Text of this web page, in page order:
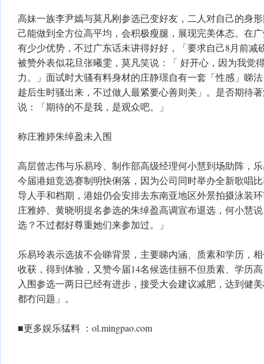
高妹一族李尹嫣与莫凡刚参选已变好友，二人对自己的身
己能做到全方位高平均，会积极瘦腿，展现完美体态。在
有少少优势，不过广东话未讲得好好，「要求自己8月前减
被赞外表似花旦张曦雯，莫凡笑说：「 好开心，因为我觉
力。」面试时大骚有料身材的庄静璟自有一套「性感」睇
趁后生时骚出来，不过做人最紧要心善则美」。是否期待
说：「期待的不是我，是观众吧。」
称庄雅婷朱绰盈未入围
高层曾志伟与乐易玲、制作部高级经理何小慧到场助阵，
今届港姐竞选赛制明快俐落，因为公司同时举办全新歌唱
导人手和档期，港姐仍会安排去东南亚地区外景拍摄泳装
庄雅婷、黄晓明提名参选的朱绰盈高调宣布退选，何小慧
选？不过都好尊重她们来参加过。」
乐易玲表示选拔不会睇背景，主要睇内涵、质素和学历，
收获，得到体验，又赞今届14名候选佳丽不但质素、学历
入围参选一两日已经有进步，接受大会建议减肥，达到健
都冇问题」。
■更多娱乐猛料 ：ol.mingpao.com